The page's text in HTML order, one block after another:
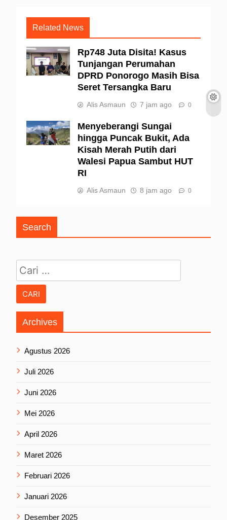
Related News
Rp748 Juta Disita! Kasus
Tunjangan Perumahan
DPRD Ponorogo Masih Bisa
Seret Tersangka Baru
Alis Asmaun 7 jam ago 0
Menyeberangi Sungai
hingga Puncak Bukit, Ada
Kisah Merah Putih dari
Walesi Papua Sambut HUT
RI
Alis Asmaun 8 jam ago 0
Search
Archives
Agustus 2026
Juli 2026
Juni 2026
Mei 2026
April 2026
Maret 2026
Februari 2026
Januari 2026
Desember 2025